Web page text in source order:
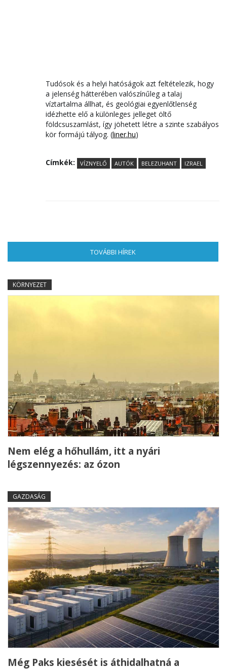
Tudósok és a helyi hatóságok azt feltételezik, hogy
a jelenség hátterében valószínűleg a talaj
víztartalma állhat, és geológiai egyenlőtlenség
idézhette elő a különleges jelleget öltő
földcsuszamlást, így jöhetett létre a szinte szabályos
kör formájú tályog. (liner.hu)
Címkék: VÍZNYELŐ AUTÓK BELEZUHANT IZRAEL
TOVÁBBI HÍREK
KÖRNYEZET
Nem elég a hőhullám, itt a nyári
légszennyezés: az ózon
GAZDASÁG
Még Paks kiesését is áthidalhatná a